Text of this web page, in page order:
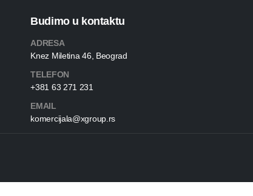
Budimo u kontaktu
ADRESA
Knez Miletina 46, Beograd
TELEFON
+381 63 271 231
EMAIL
komercijala@xgroup.rs